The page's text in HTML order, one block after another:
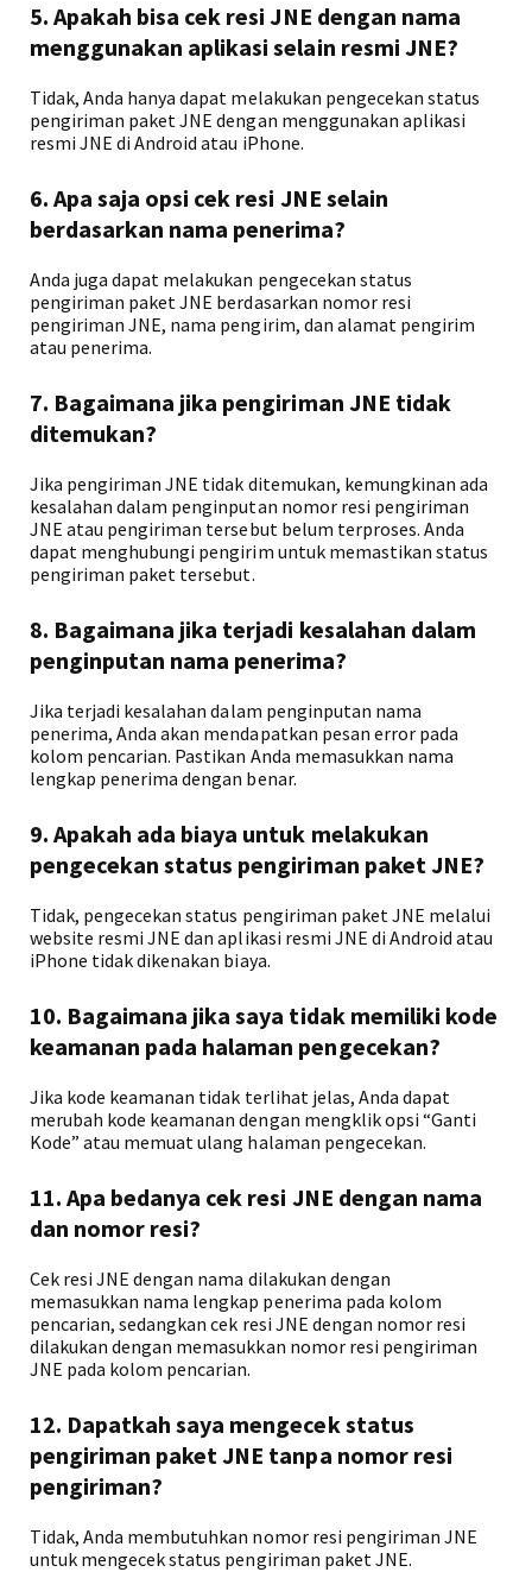
5. Apakah bisa cek resi JNE dengan nama
menggunakan aplikasi selain resmi JNE?
Tidak, Anda hanya dapat melakukan pengecekan status
pengiriman paket JNE dengan menggunakan aplikasi
resmi JNE di Android atau iPhone.
6. Apa saja opsi cek resi JNE selain
berdasarkan nama penerima?
Anda juga dapat melakukan pengecekan status
pengiriman paket JNE berdasarkan nomor resi
pengiriman JNE, nama pengirim, dan alamat pengirim
atau penerima.
7. Bagaimana jika pengiriman JNE tidak
ditemukan?
Jika pengiriman JNE tidak ditemukan, kemungkinan ada
kesalahan dalam penginputan nomor resi pengiriman
JNE atau pengiriman tersebut belum terproses. Anda
dapat menghubungi pengirim untuk memastikan status
pengiriman paket tersebut.
8. Bagaimana jika terjadi kesalahan dalam
penginputan nama penerima?
Jika terjadi kesalahan dalam penginputan nama
penerima, Anda akan mendapatkan pesan error pada
kolom pencarian. Pastikan Anda memasukkan nama
lengkap penerima dengan benar.
9. Apakah ada biaya untuk melakukan
pengecekan status pengiriman paket JNE?
Tidak, pengecekan status pengiriman paket JNE melalui
website resmi JNE dan aplikasi resmi JNE di Android atau
iPhone tidak dikenakan biaya.
10. Bagaimana jika saya tidak memiliki kode
keamanan pada halaman pengecekan?
Jika kode keamanan tidak terlihat jelas, Anda dapat
merubah kode keamanan dengan mengklik opsi “Ganti
Kode” atau memuat ulang halaman pengecekan.
11. Apa bedanya cek resi JNE dengan nama
dan nomor resi?
Cek resi JNE dengan nama dilakukan dengan
memasukkan nama lengkap penerima pada kolom
pencarian, sedangkan cek resi JNE dengan nomor resi
dilakukan dengan memasukkan nomor resi pengiriman
JNE pada kolom pencarian.
12. Dapatkah saya mengecek status
pengiriman paket JNE tanpa nomor resi
pengiriman?
Tidak, Anda membutuhkan nomor resi pengiriman JNE
untuk mengecek status pengiriman paket JNE.